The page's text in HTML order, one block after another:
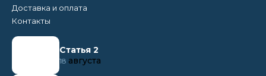
Доставка и оплата
Контакты
Статья 2
18 августа